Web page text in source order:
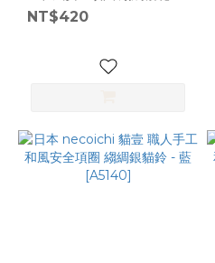
- 黑 [A5140]
NT$420